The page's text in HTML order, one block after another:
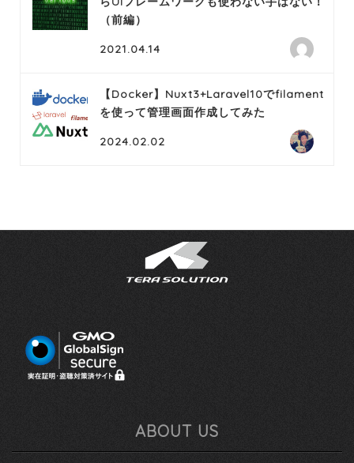
（前編）
2021.04.14
【Docker】Nuxt3+Laravel10でfilament
を使って管理画面作成してみた
2024.02.02
ABOUT US